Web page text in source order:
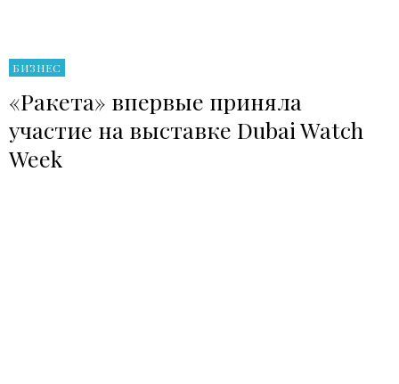
БИЗНЕС
«Ракета» впервые приняла
участие на выставке Dubai Watch
Week